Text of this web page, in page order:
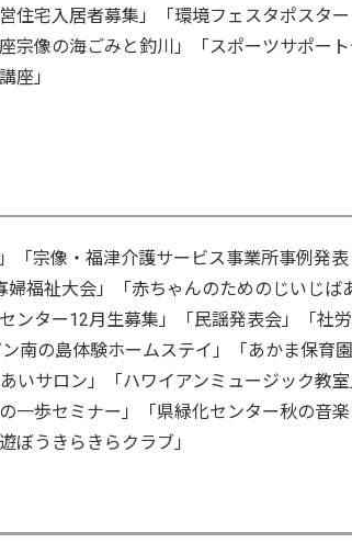
住宅入居者募集」「環境フェスタポスタ
宗像の海ごみと釣川」「スポーツサポー
座」
「宗像・福津介護サービス事業所事例発表
福祉大会」「赤ちゃんのためのじいじば
ンター12月生募集」「民謡発表会」「社
南の島体験ホームステイ」「あかま保育
いサロン」「ハワイアンミュージック教
一歩セミナー」「県緑化センター秋の音楽
ぼうきらきらクラブ」